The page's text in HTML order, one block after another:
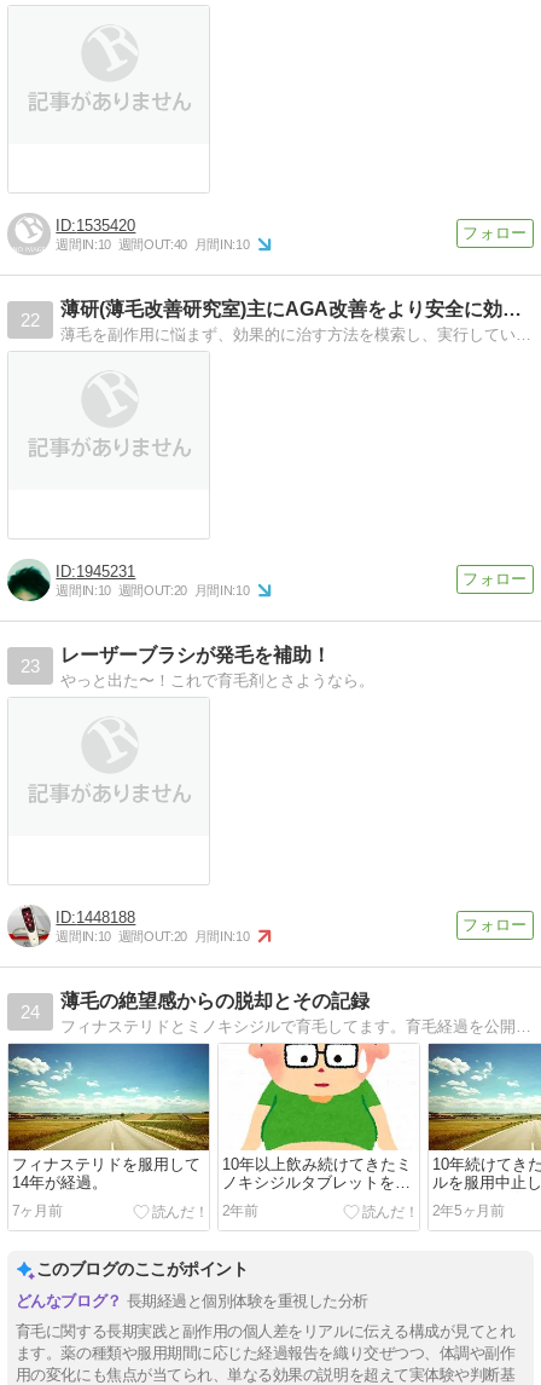
1535420
週間IN:10 週間OUT:40 月間IN:10
22
薄研(薄毛改善研究室)主にAGA改善をより安全に効果的に
1945231
週間IN:10 週間OUT:20 月間IN:10
23
レーザーブラシが発毛を補助！
やっと出た〜！これで育毛剤とさようなら。
1448188
週間IN:10 週間OUT:20 月間IN:10
24
薄毛の絶望感からの脱却とその記録
フィナステリドを服用して
14年が経過。
7ヶ月前
10年以上飲み続けてきたミ
ノキシジルタブレットを辞
めて6か月が経過。
2年前
10年続けてき
ルを服用中止
シアのみで育
とにした。
2年5ヶ月前
このブログのここがポイント
長期経過と個別体験を重視した分析
育毛に関する長期実践と副作用の個人差をリアルに伝える構成が見てとれ
ます。薬の種類や服用期間に応じた経過報告を織り交ぜつつ、体調や副作
用の変化にも焦点が当てられ、単なる効果の説明を超えて実体験や判断基